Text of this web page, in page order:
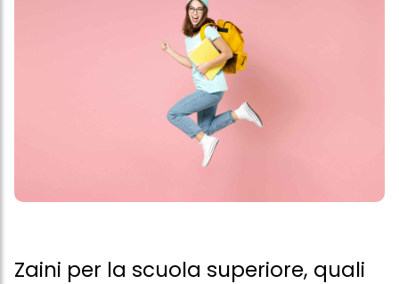
Zaini per la scuola superiore, quali